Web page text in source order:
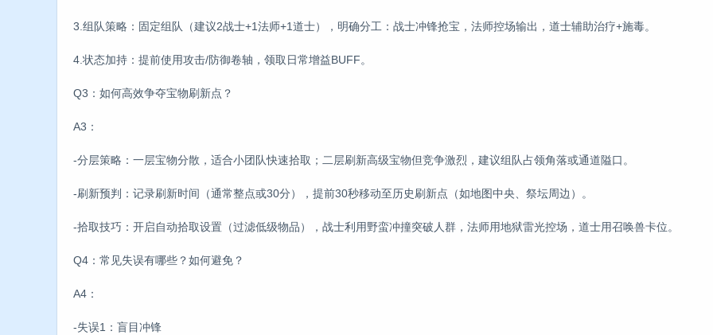
3.组队策略：固定组队（建议2战士+1法师+1道士），明确分工：战士冲锋抢宝，法师控场输出，道士辅助治疗+施毒。
4.状态加持：提前使用攻击/防御卷轴，领取日常增益BUFF。
Q3：如何高效争夺宝物刷新点？
A3：
-分层策略：一层宝物分散，适合小团队快速拾取；二层刷新高级宝物但竞争激烈，建议组队占领角落或通道隘口。
-刷新预判：记录刷新时间（通常整点或30分），提前30秒移动至历史刷新点（如地图中央、祭坛周边）。
-拾取技巧：开启自动拾取设置（过滤低级物品），战士利用野蛮冲撞突破人群，法师用地狱雷光控场，道士用召唤兽卡位。
Q4：常见失误有哪些？如何避免？
A4：
-失误1：盲目冲锋